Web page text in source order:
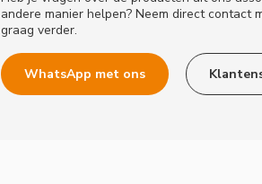
andere manier helpen? Neem direct contact
graag verder.
WhatsApp met ons